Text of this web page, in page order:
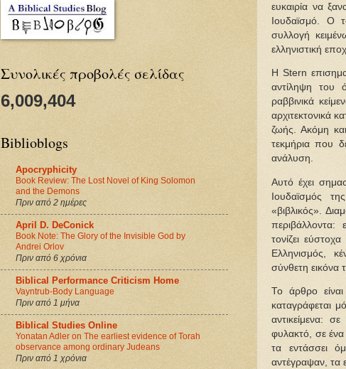
ευκαιρία να
Ιουδαϊσμό. Ο
συλλογή
ελληνιστική
Η Stern
αντίληψη του
ραββινικά
αρχιτεκτονικά
ζωής. Ακόμη και
τεκμήρια που
ανάλυση.
Αυτό έχει
Ιουδαϊσμός
«βιβλικός».
περιβάλλοντα:
τονίζει
Ελληνισμός,
σύνθετη εικόνα
Το άρθρο
καταγράφεται
αντικείμενα:
φυλακτό, σε ένα
τα εντάσσει
αντέγραψαν, τα
Συνολικές προβολές σελίδας
6,009,404
Biblioblogs
Apocryphicity
Book Review: The Lost Novel of King Solomon
and the Demons
Πριν από 2 ημέρες
April D. DeConick
Book Note: The Glory of the Invisible God by
Andrei Orlov
Πριν από 6 χρόνια
Biblical Performance Criticism Home
Vayntrub-Body Language
Πριν από 1 μήνα
Biblical Studies Online
Yonatan Adler on The earliest evidence of Torah
observance among ordinary Judeans
Πριν από 1 χρόνια